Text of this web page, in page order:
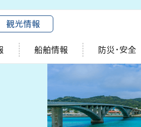
観光情報
船舶情報 防災・安全